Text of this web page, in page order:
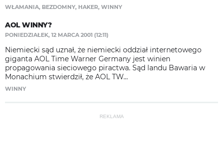
WŁAMANIA, BEZDOMNY, HAKER, WINNY
AOL WINNY?
PONIEDZIAŁEK, 12 MARCA 2001 (12:11)
Niemiecki sąd uznał, że niemiecki oddział internetowego
giganta AOL Time Warner Germany jest winien
propagowania sieciowego piractwa. Sąd landu Bawaria w
Monachium stwierdził, że AOL TW...
WINNY
REKLAMA